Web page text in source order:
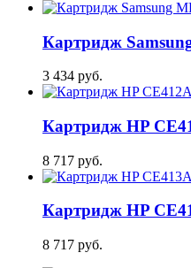
Картридж
3 434 руб.
Картридж HP
8 717 руб.
Картридж HP
8 717 руб.